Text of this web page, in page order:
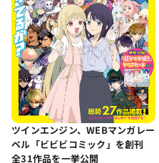
ツインエンジン、WEBマンガレー
ベル「ビビビコミック」を創刊
全31作品を一挙公開